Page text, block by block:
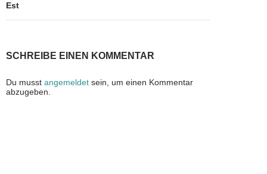
Est
SCHREIBE EINEN KOMMENTAR
Du musst angemeldet sein, um einen Kommentar
abzugeben.